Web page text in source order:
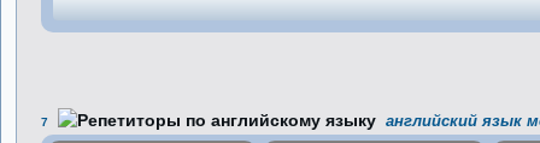
7 английский язык